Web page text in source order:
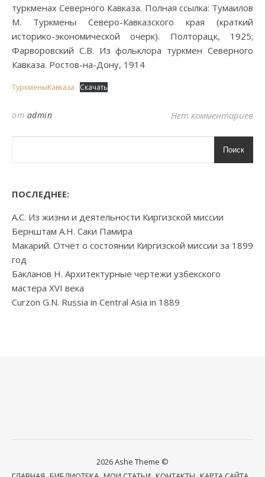
туркменах Северного Кавказа. Полная ссылка: Тумаилов
М. Туркмены Северо-Кавказского края (краткий
историко-экономической очерк). Полторацк, 1925;
Фарворовский С.В. Из фольклора туркмен Северного
Кавказа. Ростов-на-Дону, 1914
ТуркменыКавказа Скачать
от admin Нет комментариев
Поиск
ПОСЛЕДНЕЕ:
А.С. Из жизни и деятельности Киргизской миссии
Бернштам А.Н. Саки Памира
Макарий. Отчёт о состоянии Киргизской миссии за 1899
год
Бакланов Н. Архитектурные чертежи узбекского
мастера XVI века
Curzon G.N. Russia in Central Asia in 1889
2026 Ashe Theme ©